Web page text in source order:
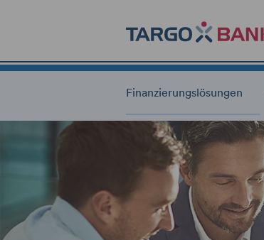
Finanzierungslösungen